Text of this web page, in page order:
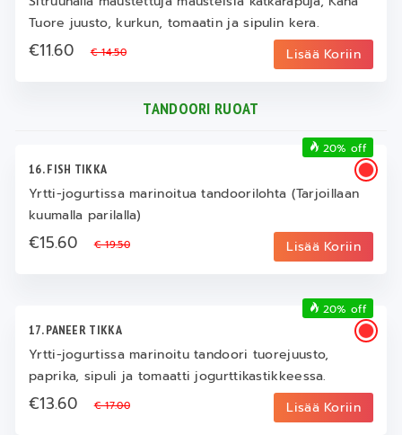
Tuore juusto, kurkun, tomaatin ja sipulin kera.
€11.60€ 14.50 Lisää Koriin
TANDOORI RUOAT
16. FISH TIKKA
Yrtti-jogurtissa marinoitua tandoorilohta (Tarjoillaan
kuumalla parilalla)
€15.60€ 19.50 Lisää Koriin
20% off
17. PANEER TIKKA
Yrtti-jogurtissa marinoitu tandoori tuorejuusto,
paprika, sipuli ja tomaatti jogurttikastikkeessa.
€13.60€ 17.00 Lisää Koriin
20% off